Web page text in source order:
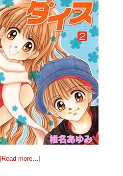
[Read more…]